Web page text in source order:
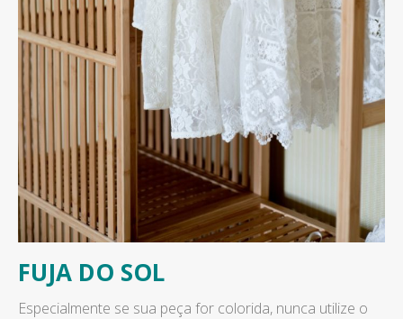
FUJA DO SOL
Especialmente se sua peça for colorida, nunca utilize o